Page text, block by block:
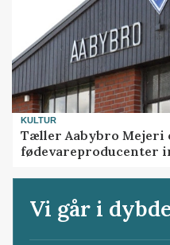
KULTUR
Tæller Aabybro Mejeri
fødevareproducenter
Vi går i